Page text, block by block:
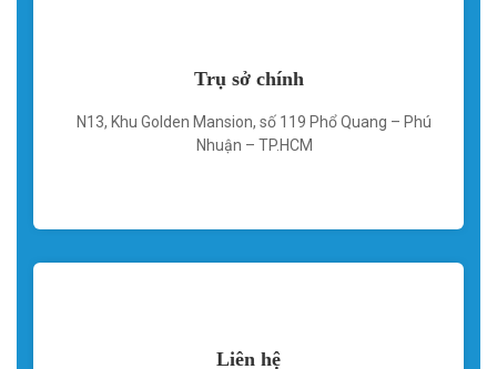
Trụ sở chính
N13, Khu Golden Mansion, số 119 Phổ Quang – Phú
Nhuận – TP.HCM
Liên hệ